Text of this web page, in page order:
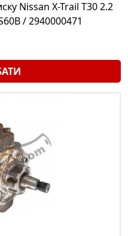
Nissan X-Trail T30 2.2
/ 2940000471